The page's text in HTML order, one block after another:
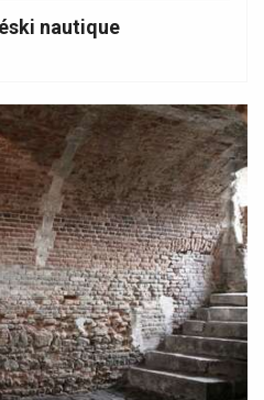
nautique